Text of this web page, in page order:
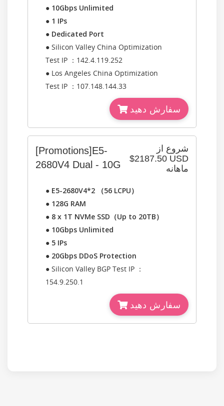
● 10Gbps Unlimited
● 1 IPs
● Dedicated Port
● Silicon Valley China Optimization
Test IP ：142.4.119.252
● Los Angeles China Optimization
Test IP ：107.148.144.33
سفارش دهید
شروع از
$2187.50 USD
ماهانه
[Promotions]E5-
2680V4 Dual - 10G
● E5-2680V4*2 （56 LCPU）
● 128G RAM
● 8 x 1T NVMe SSD（Up to 20TB）
● 10Gbps Unlimited
● 5 IPs
● 20Gbps DDoS Protection
● Silicon Valley BGP Test IP ：
154.9.250.1
سفارش دهید